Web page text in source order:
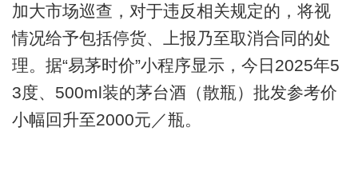
加大市场巡查，对于违反相关规定的，将视
情况给予包括停货、上报乃至取消合同的处
理。据“易茅时价”小程序显示，今日2025年5
3度、500ml装的茅台酒（散瓶）批发参考价
小幅回升至2000元／瓶。